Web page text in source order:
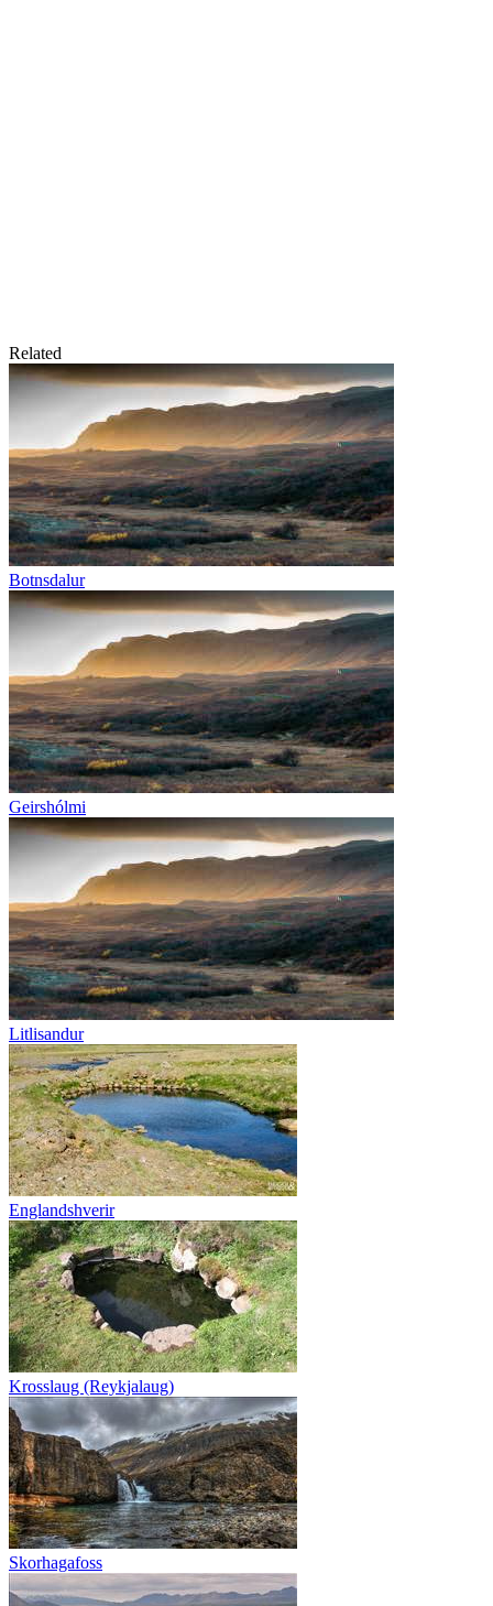
Related
Botnsdalur
Geirshólmi
Litlisandur
Englandshverir
Krosslaug (Reykjalaug)
Skorhagafoss